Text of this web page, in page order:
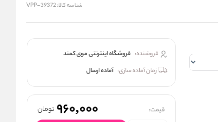
شناسه کالا:VPP-39372
فروشنده: فروشگاه اینترنتی موی کمند
زمان آماده سازی: آماده ارسال
قیمت: 960,000 تومان